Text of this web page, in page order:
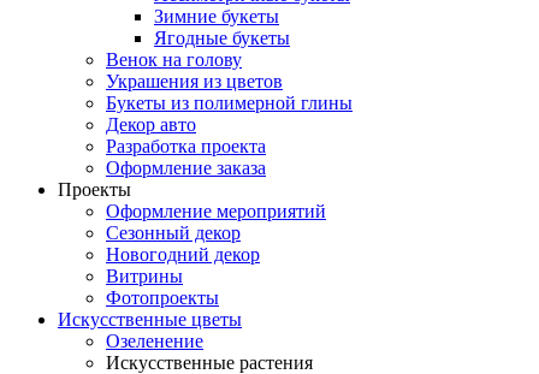
Зимние букеты
Ягодные букеты
Венок на голову
Украшения из цветов
Букеты из полимерной глины
Декор авто
Разработка проекта
Оформление заказа
Проекты
Оформление мероприятий
Сезонный декор
Новогодний декор
Витрины
Фотопроекты
Искусственные цветы
Озеленение
Искусственные растения